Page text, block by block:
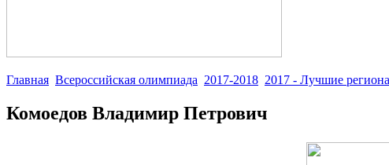
Главная Всероссийская олимпиада 2017-2018 2017 - Лучшие
Комоедов Владимир Петрович